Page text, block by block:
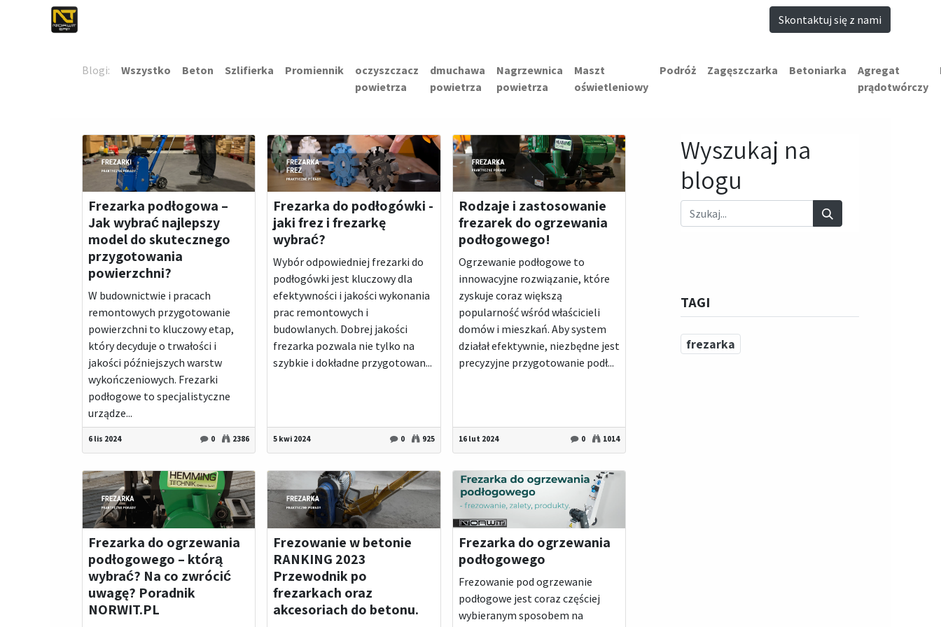
Skontaktuj się z nami
Blogi: Wszystko Beton Szlifierka Promiennik
oczyszczacz
powietrza
dmuchawa
powietrza
Nagrzewnica
powietrza
Maszt
oświetleniowy
Podróż Zagęszczarka Betoniarka
Agregat
prądotwórczy
Frezarka podłogowa –
Jak wybrać najlepszy
model do skutecznego
przygotowania
powierzchni?
W budownictwie i pracach
remontowych przygotowanie
powierzchni to kluczowy etap,
który decyduje o trwałości i
jakości późniejszych warstw
wykończeniowych. Frezarki
podłogowe to specjalistyczne
urządze...
6 lis 2024 0 2386
Frezarka do podłogówki -
jaki frez i frezarkę
wybrać?
Wybór odpowiedniej frezarki do
podłogówki jest kluczowy dla
efektywności i jakości wykonania
prac remontowych i
budowlanych. Dobrej jakości
frezarka pozwala nie tylko na
szybkie i dokładne przygotowan...
5 kwi 2024 0 925
Rodzaje i zastosowanie
frezarek do ogrzewania
podłogowego!
Ogrzewanie podłogowe to
innowacyjne rozwiązanie, które
zyskuje coraz większą
popularność wśród właścicieli
domów i mieszkań. Aby system
działał efektywnie, niezbędne jest
precyzyjne przygotowanie podł...
16 lut 2024 0 1014
Frezarka do ogrzewania
podłogowego – którą
wybrać? Na co zwrócić
uwagę? Poradnik
NORWIT.PL
Frezowanie w betonie
RANKING 2023
Przewodnik po
frezarkach oraz
akcesoriach do betonu.
Frezarka do ogrzewania
podłogowego
Frezowanie pod ogrzewanie
podłogowe jest coraz częściej
wybieranym sposobem na
Wyszukaj na
blogu
TAGI
frezarka